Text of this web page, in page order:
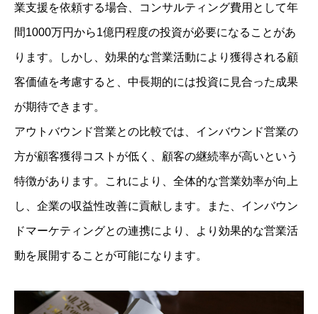
業支援を依頼する場合、コンサルティング費用として年
間1000万円から1億円程度の投資が必要になることがあ
ります。しかし、効果的な営業活動により獲得される顧
客価値を考慮すると、中長期的には投資に見合った成果
が期待できます。
アウトバウンド営業との比較では、インバウンド営業の
方が顧客獲得コストが低く、顧客の継続率が高いという
特徴があります。これにより、全体的な営業効率が向上
し、企業の収益性改善に貢献します。また、インバウン
ドマーケティングとの連携により、より効果的な営業活
動を展開することが可能になります。